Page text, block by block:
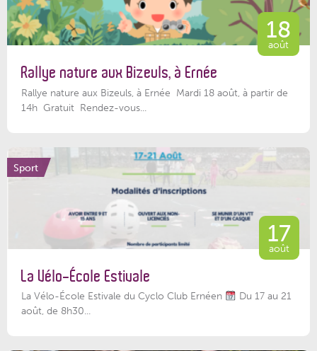
18
août
Rallye nature aux Bizeuls, à Ernée
Rallye nature aux Bizeuls, à Ernée Mardi 18 août, à partir de
14h Gratuit Rendez-vous...
Sport
17
août
La Vélo-École Estivale
La Vélo-École Estivale du Cyclo Club Ernéen
Du 17 au 21
août, de 8h30...